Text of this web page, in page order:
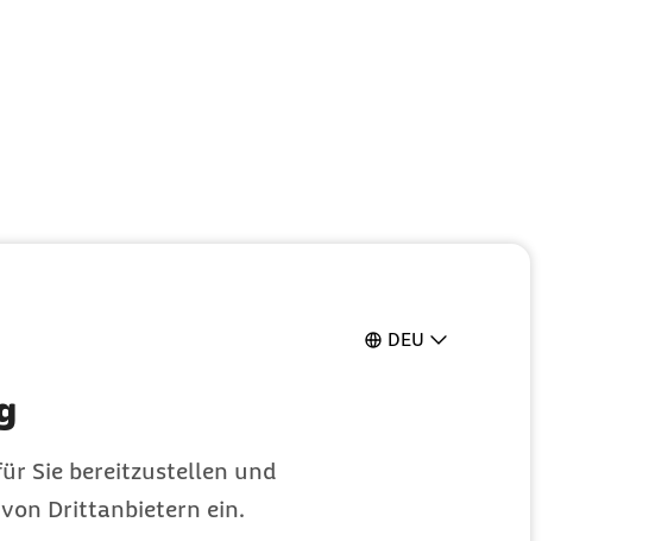
DEU
Sie bereitzustellen und
von Drittanbietern ein.